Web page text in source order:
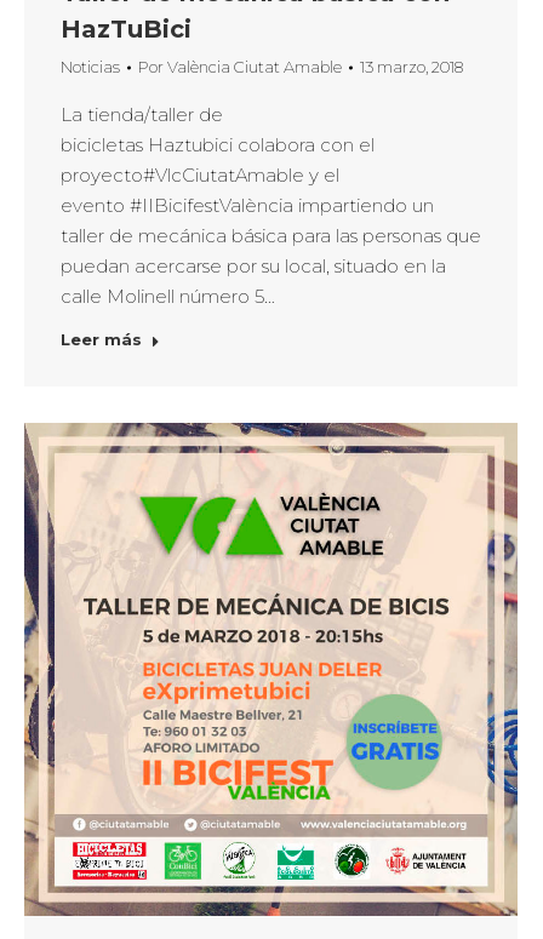
HazTuBici
Noticias PorValència Ciutat Amable 13 marzo, 2018
La tienda/taller de
bicicletas Haztubici colabora con el
proyecto#VlcCiutatAmable y el
evento #IIBicifestValència impartiendo un
taller de mecánica básica para las personas que
puedan acercarse por su local, situado en la
calle Molinell número 5…
Leer más